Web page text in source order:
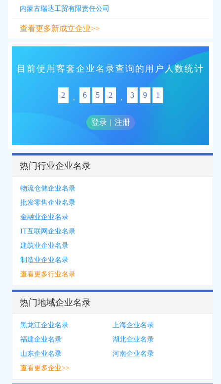
内蒙古瑞达工贸有限责任公司
查看更多新成立企业>>
目前使用客套企业名录查询的用户人数统计
2 , 6 5 2 , 3 9 1
登录 | 注册
热门行业企业名录
物流仓储企业名录
批发零售企业名录
金融业企业名录
IT互联网企业名录
建筑业企业名录
制造业企业名录
查看更多行业名录
热门地域企业名录
黑龙江企业名录
上海企业名录
福建企业名录
湖北企业名录
山东企业名录
河南企业名录
查看更多企业>>